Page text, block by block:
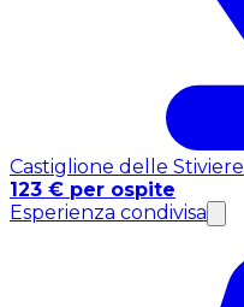
Castiglione delle Stiviere
123 € per ospite
Esperienza condivisa